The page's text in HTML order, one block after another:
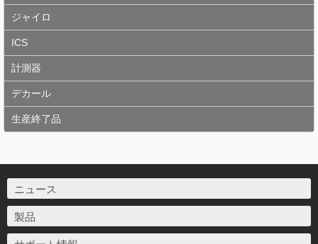
ジャイロ
ICS
計測器
デカール
生産終了品
ニュース
製品